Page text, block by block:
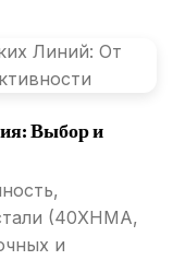
Выбор и
(40ХНМА,
и